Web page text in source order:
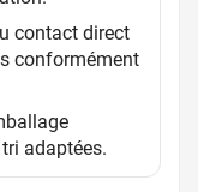
contact direct
conformément
adaptées.